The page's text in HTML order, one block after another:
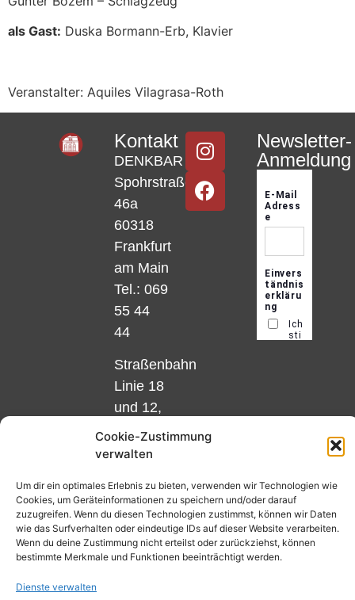
Cookie-Zustimmung
verwalten
Um dir ein optimales Erlebnis zu bieten, verwenden wir Technologien wie
Cookies, um Geräteinformationen zu speichern und/oder darauf
zuzugreifen. Wenn du diesen Technologien zustimmst, können wir Daten
wie das Surfverhalten oder eindeutige IDs auf dieser Website verarbeiten.
Wenn du deine Zustimmung nicht erteilst oder zurückziehst, können
bestimmte Merkmale und Funktionen beeinträchtigt werden.
Dienste verwalten
als Gast: Duska Bormann-Erb, Klavier
Veranstalter: Aquiles Vilagrasa-Roth
Kontakt
DENKBAR
Spohrstraße
46a
60318
Frankfurt
am Main
Tel.: 069
55 44
44
Straßenbahn
Linie 18
und 12,
Haltestelle
Matthias-
Platz
oder
Bus Nr.
32,
Newsletter-
Anmeldung